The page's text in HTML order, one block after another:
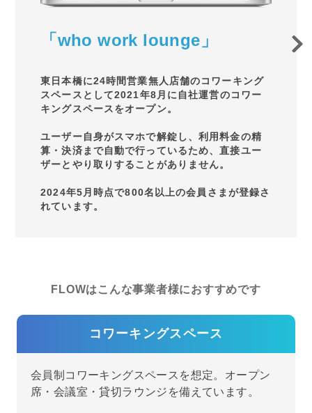
「who work lounge」
東日本橋に24時間営業無人店舗のコワーキング
スペースとして2021年8月に自社運営のコワー
キングスペースをオープン。
ユーザー自身がスマホで解錠し、利用料金の精
算・決済まで自動で行っているため、直接ユー
ザーとやり取りすることがありません。
2024年5月時点で800名以上の会員さまが登録さ
れています。
FLOWはこんな事業者様におすすめです
コワーキングスペース
会員制コワーキングスペースを想定。オープン
席・会議室・貸切ラウンジを備えています。